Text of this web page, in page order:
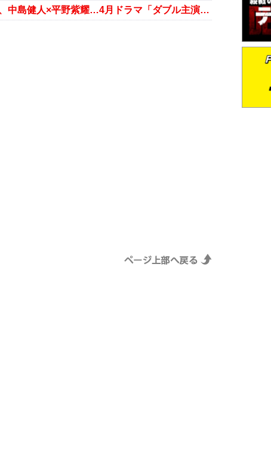
綾野剛×星野源、玉木宏×高橋一生、中島健人×平野紫耀…4月ドラマ「ダブル主演」多発の裏事情